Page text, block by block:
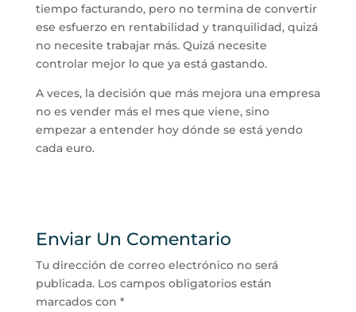
tiempo facturando, pero no termina de convertir
ese esfuerzo en rentabilidad y tranquilidad, quizá
no necesite trabajar más. Quizá necesite
controlar mejor lo que ya está gastando.
A veces, la decisión que más mejora una empresa
no es vender más el mes que viene, sino
empezar a entender hoy dónde se está yendo
cada euro.
Enviar Un Comentario
Tu dirección de correo electrónico no será
publicada. Los campos obligatorios están
marcados con *